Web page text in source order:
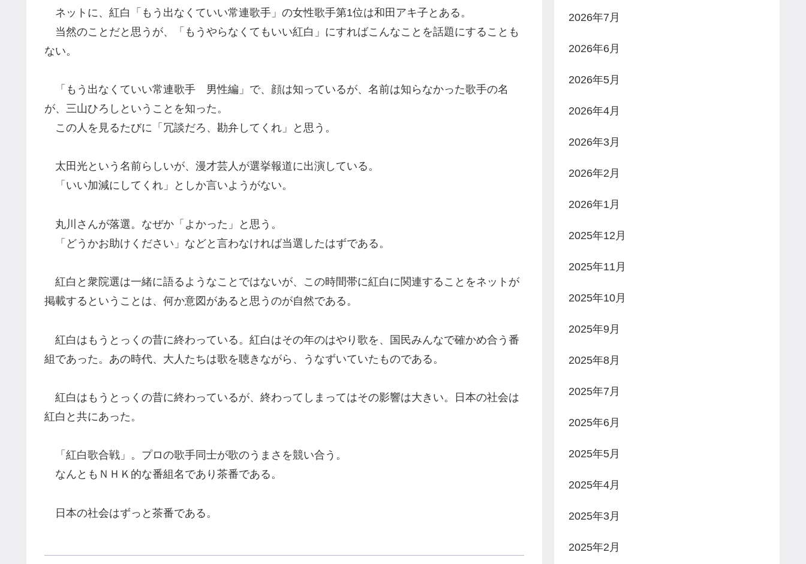
ネットに、紅白「もう出なくていい常連歌手」の女性歌手第1位は和田アキ子とある。
当然のことだと思うが、「もうやらなくてもいい紅白」にすればこんなことを話題にすることも
ない。
「もう出なくていい常連歌手 男性編」で、顔は知っているが、名前は知らなかった歌手の名
が、三山ひろしということを知った。
この人を見るたびに「冗談だろ、勘弁してくれ」と思う。
太田光という名前らしいが、漫才芸人が選挙報道に出演している。
「いい加減にしてくれ」としか言いようがない。
丸川さんが落選。なぜか「よかった」と思う。
「どうかお助けください」などと言わなければ当選したはずである。
紅白と衆院選は一緒に語るようなことではないが、この時間帯に紅白に関連することをネットが
掲載するということは、何か意図があると思うのが自然である。
紅白はもうとっくの昔に終わっている。紅白はその年のはやり歌を、国民みんなで確かめ合う番
組であった。あの時代、大人たちは歌を聴きながら、うなずいていたものである。
紅白はもうとっくの昔に終わっているが、終わってしまってはその影響は大きい。日本の社会は
紅白と共にあった。
「紅白歌合戦」。プロの歌手同士が歌のうまさを競い合う。
なんともＮＨＫ的な番組名であり茶番である。
日本の社会はずっと茶番である。
2026年7月
2026年6月
2026年5月
2026年4月
2026年3月
2026年2月
2026年1月
2025年12月
2025年11月
2025年10月
2025年9月
2025年8月
2025年7月
2025年6月
2025年5月
2025年4月
2025年3月
2025年2月